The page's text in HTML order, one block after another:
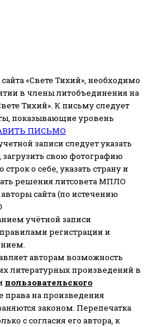
«Свете Тихий», необходимо
в члены литобъединения на
Тихий». К письму следует
показывающие уровень
ПИСЬМО
записи следует указать
свою фотографию
о себе, указать страну и
решения литсовета МПЛО
сайта (по истечению
учётной записи
регистрации и
авторам возможность
литературных произведений в
пользовательского
права на произведения
законом. Перепечатка
с согласия его автора, к